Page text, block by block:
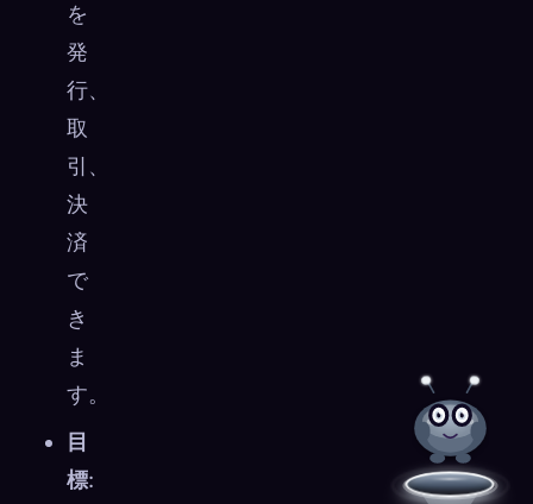
を
発
行、
取
引、
決
済
で
き
ま
す。
目
標: